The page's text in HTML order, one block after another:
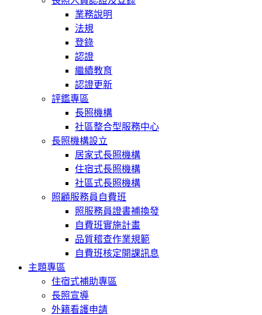
業務說明
法規
登錄
認證
繼續教育
認證更新
評鑑專區
長照機構
社區整合型服務中心
長照機構設立
居家式長照機構
住宿式長照機構
社區式長照機構
照顧服務員自費班
照服務員證書補換發
自費班實施計畫
品質稽查作業規範
自費班核定開課訊息
主題專區
住宿式補助專區
長照宣導
外籍看護申請